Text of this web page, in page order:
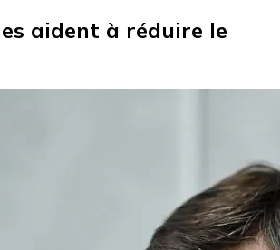
aident à réduire le